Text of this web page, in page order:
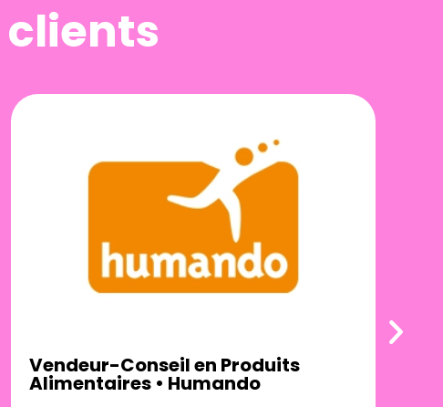
clients
Vendeur-Conseil en Produits
Alimentaires • Humando